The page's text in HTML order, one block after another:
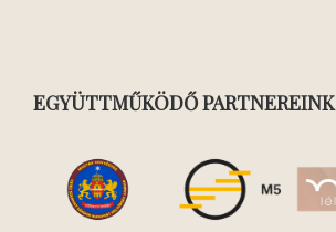
EGYÜTTMŰKÖDŐ PARTNEREINK